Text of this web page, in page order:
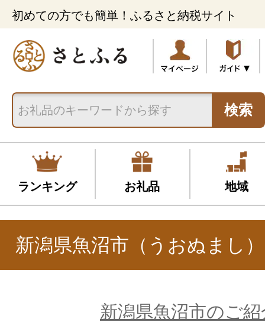
初めての方でも簡単！ふるさと納税サイト
検索
ランキング お礼品 地域
新潟県魚沼市（うおぬまし）
新潟県魚沼市のご紹